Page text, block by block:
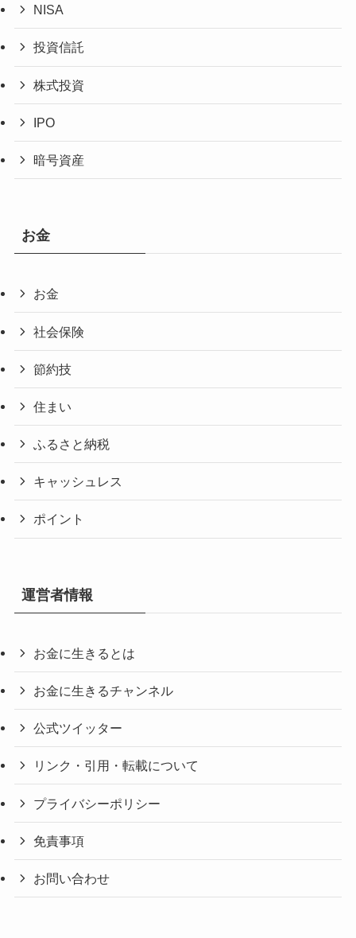
NISA
投資信託
株式投資
IPO
暗号資産
お金
お金
社会保険
節約技
住まい
ふるさと納税
キャッシュレス
ポイント
運営者情報
お金に生きるとは
お金に生きるチャンネル
公式ツイッター
リンク・引用・転載について
プライバシーポリシー
免責事項
お問い合わせ